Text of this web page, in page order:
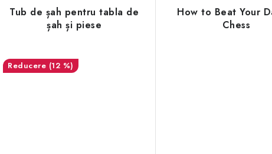
Tub de șah pentru tabla de
șah și piese
(12 %)
How to Beat Your
Chess